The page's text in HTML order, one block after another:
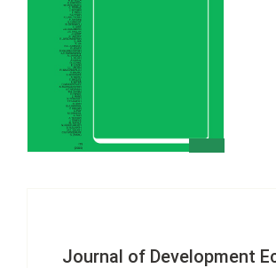
Journal of Development